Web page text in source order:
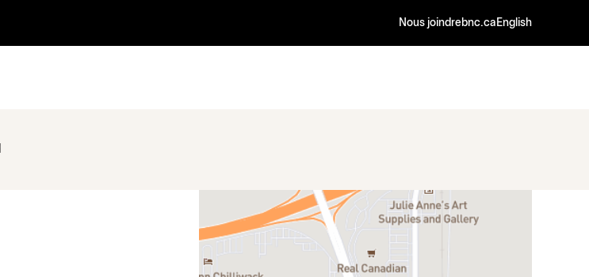
Nous joindrebnc.ca English